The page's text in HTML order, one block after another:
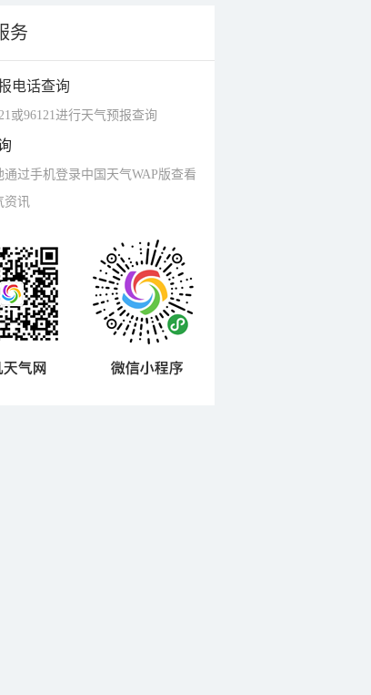
务
电话查询
或96121进行天气预报查询
通过手机登录中国天气WAP版查看
资讯